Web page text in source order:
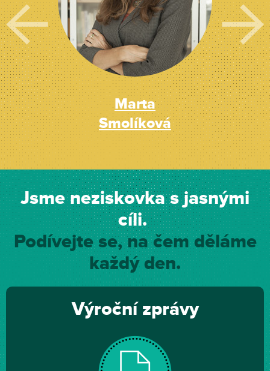
Marta
Smolíková
Jsme neziskovka s jasnými
cíli.
Podívejte se, na čem děláme
každý den.
Výroční zprávy